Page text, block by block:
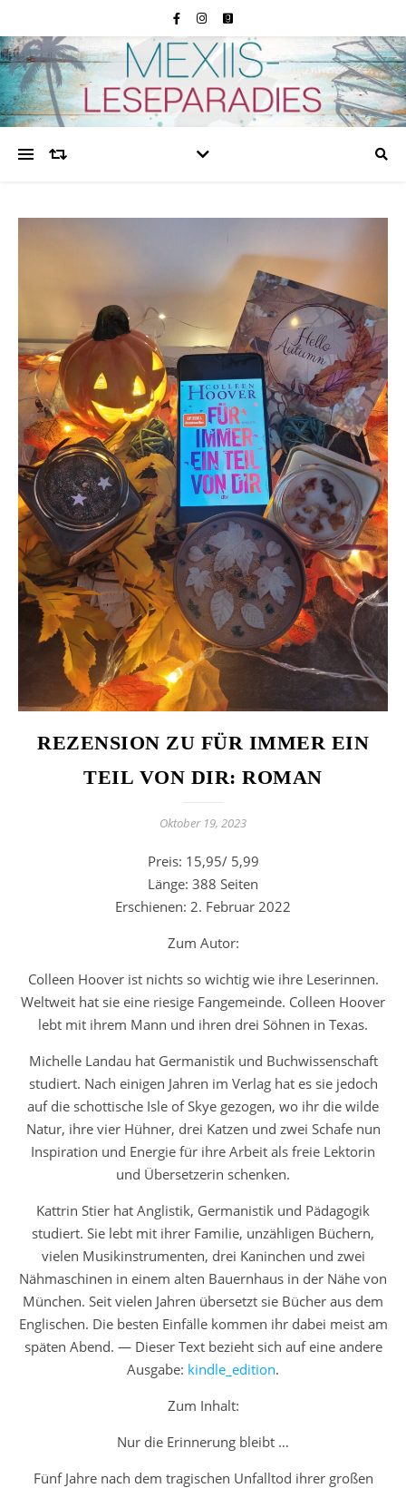
REZENSION ZU FÜR IMMER EIN
TEIL VON DIR: ROMAN
Oktober 19, 2023
Preis: 15,95/ 5,99
Länge: 388 Seiten
Erschienen: 2. Februar 2022
Zum Autor:
Colleen Hoover ist nichts so wichtig wie ihre Leserinnen.
Weltweit hat sie eine riesige Fangemeinde. Colleen Hoover
lebt mit ihrem Mann und ihren drei Söhnen in Texas.
Michelle Landau hat Germanistik und Buchwissenschaft
studiert. Nach einigen Jahren im Verlag hat es sie jedoch
auf die schottische Isle of Skye gezogen, wo ihr die wilde
Natur, ihre vier Hühner, drei Katzen und zwei Schafe nun
Inspiration und Energie für ihre Arbeit als freie Lektorin
und Übersetzerin schenken.
Kattrin Stier hat Anglistik, Germanistik und Pädagogik
studiert. Sie lebt mit ihrer Familie, unzähligen Büchern,
vielen Musikinstrumenten, drei Kaninchen und zwei
Nähmaschinen in einem alten Bauernhaus in der Nähe von
München. Seit vielen Jahren übersetzt sie Bücher aus dem
Englischen. Die besten Einfälle kommen ihr dabei meist am
späten Abend. — Dieser Text bezieht sich auf eine andere
Ausgabe: kindle_edition.
Zum Inhalt:
Nur die Erinnerung bleibt …
Fünf Jahre nach dem tragischen Unfalltod ihrer großen